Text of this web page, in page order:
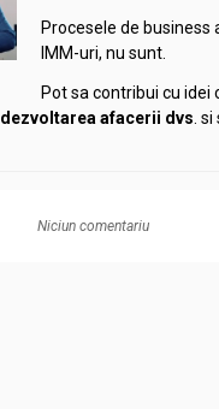
Procesele de business
IMM-uri, nu sunt.
Pot sa contribui cu
dezvoltarea afacerii dvs .
Niciun comentariu